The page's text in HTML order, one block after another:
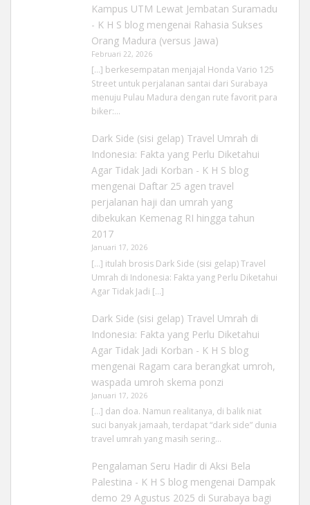
Kampus UTM Lewat Jembatan Suramadu
- K H S blogmengenai Rahasia Sukses
Orang Madura (versus Jawa)
Februari 22, 2026
[…] berkesempatan menjajal Honda Vario 125
Street untuk perjalanan santai dari Surabaya
menuju Pulau Madura dengan rute favorit para
biker:…
Dark Side (sisi gelap) Travel Umrah di
Indonesia: Fakta yang Perlu Diketahui
Agar Tidak Jadi Korban - K H S blog
mengenai Daftar 25 agen travel
perjalanan haji dan umrah yang
dibekukan Kemenag RI hingga tahun
2017
Januari 17, 2026
[…] itulah brosis Dark Side (sisi gelap) Travel
Umrah di Indonesia: Fakta yang Perlu Diketahui
Agar Tidak Jadi […]
Dark Side (sisi gelap) Travel Umrah di
Indonesia: Fakta yang Perlu Diketahui
Agar Tidak Jadi Korban - K H S blog
mengenai Ragam cara berangkat umroh,
waspada umroh skema ponzi
Januari 17, 2026
[…] dan doa. Namun realitanya, di balik niat
suci banyak jamaah, terdapat “dark side” dunia
travel umrah yang masih sering…
Pengalaman Seru Hadir di Aksi Bela
Palestina - K H S blogmengenai Dampak
demo 29 Agustus 2025 di Surabaya bagi